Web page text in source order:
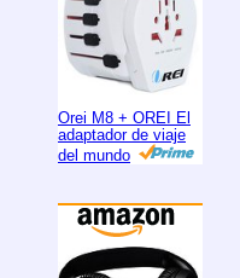
Orei M8 + OREI El
adaptador de viaje
del mundo